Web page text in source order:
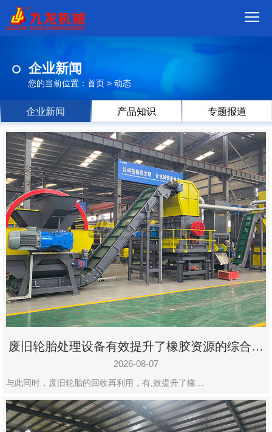
品
视
频
现
场
方
案
动
态
联
系
郑
州
市
九
设
有
限
企业新闻
您的当前位置： 首页 > 动态
企业新闻 产品知识 专题报道
废旧轮胎处理设备有效提升了橡胶资源的综合利
用率
2026-08-07
与此同时，废旧轮胎的回收再利用，有,效提升了橡…